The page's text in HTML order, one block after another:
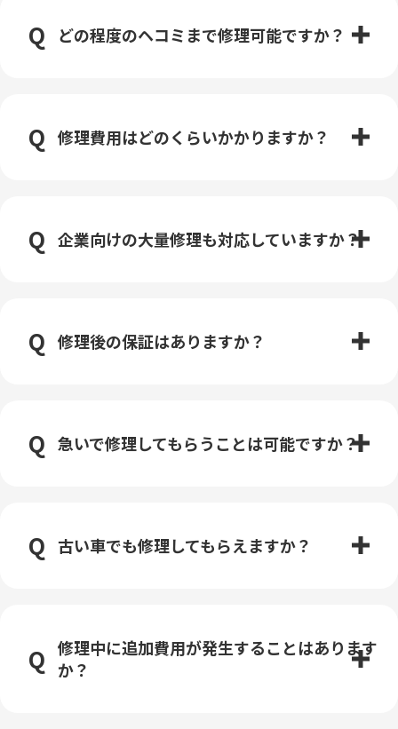
どの程度のヘコミまで修理可能ですか？
修理費用はどのくらいかかりますか？
企業向けの大量修理も対応していますか？
修理後の保証はありますか？
急いで修理してもらうことは可能ですか？
古い車でも修理してもらえますか？
修理中に追加費用が発生することはあります
か？